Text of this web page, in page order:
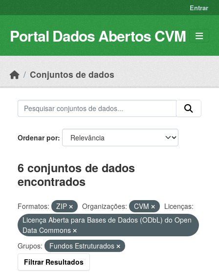
Entrar
Portal Dados Abertos CVM
Conjuntos de dados
Ordenar por
6 conjuntos de dados
encontrados
Formatos: ZIP Organizações: CVM
Licenças:
Licença Aberta para Bases de Dados (ODbL) do Open
Data Commons
Grupos:
Fundos Estruturados
Filtrar Resultados